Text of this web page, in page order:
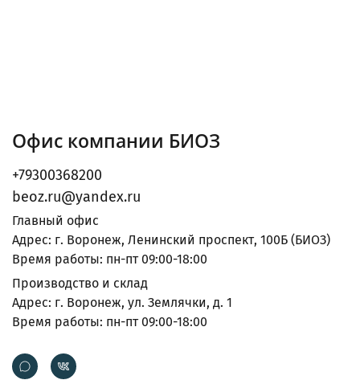
Офис компании БИОЗ
+79300368200
beoz.ru@yandex.ru
Главный офис
Адрес: г. Воронеж, Ленинский проспект, 100Б (БИОЗ)
Время работы: пн-пт 09:00-18:00
Производство и склад
Адрес: г. Воронеж, ул. Землячки, д. 1
Время работы: пн-пт 09:00-18:00